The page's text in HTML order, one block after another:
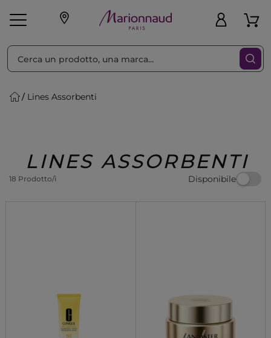
Make-up Profumi
Regalo
Lines Assorbenti
LINES ASSORBENTI
18 Prodotto/i Disponibile
Ordina per Filtra